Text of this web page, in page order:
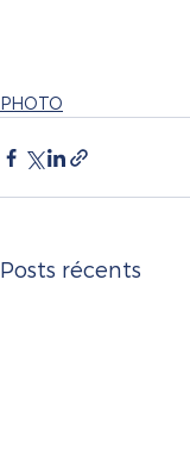
PHOTO
Posts récents